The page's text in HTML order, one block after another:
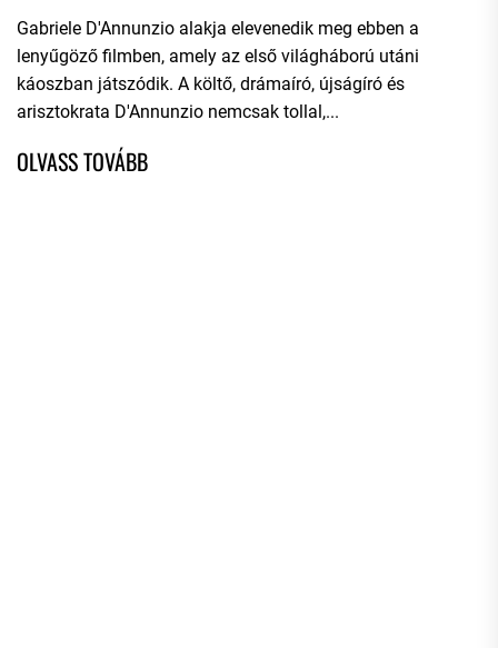
Gabriele D'Annunzio alakja elevenedik meg ebben a
lenyűgöző filmben, amely az első világháború utáni
káoszban játszódik. A költő, drámaíró, újságíró és
arisztokrata D'Annunzio nemcsak tollal,...